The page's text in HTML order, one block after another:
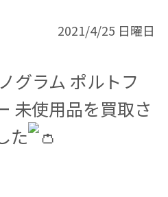
2021/4/25 日曜日
グラム ポルトフ
未使用品を買取さ
た